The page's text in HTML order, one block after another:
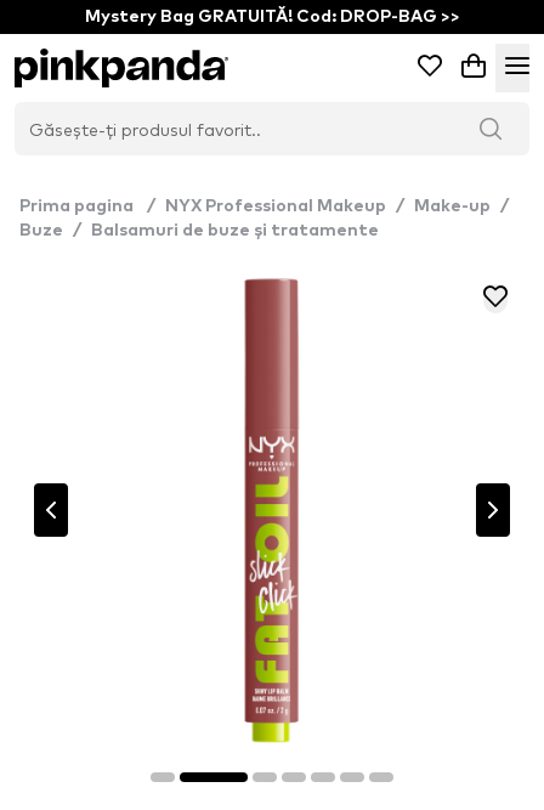
Mystery Bag GRATUITĂ! Cod: DROP-BAG >>
Prima pagina / NYX Professional Makeup / Make-up
/
Buze
/ Balsamuri de buze și tratamente